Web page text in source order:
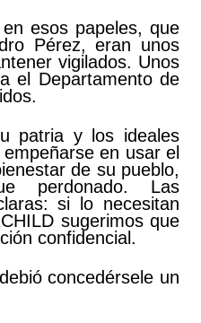
esos papeles, que
Pérez, eran unos
vigilados. Unos
el Departamento de
patria y los ideales
en usar el
de su pueblo,
Las
si lo necesitan
sugerimos que
confidencial.
concedérsele un